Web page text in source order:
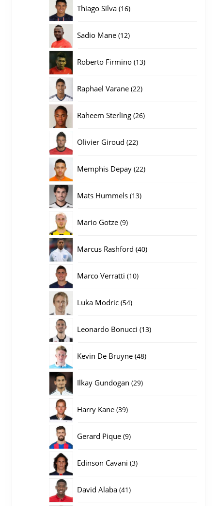
Thiago Silva 1616
Sadio Mane 1212
Roberto Firmino 1313
Raphael Varane 2222
Raheem Sterling 2626
Olivier Giroud 2222
Memphis Depay 2222
Mats Hummels 1313
Mario Gotze 99
Marcus Rashford 4040
Marco Verratti 1010
Luka Modric 5454
Leonardo Bonucci 1313
Kevin De Bruyne 4848
Ilkay Gundogan 2929
Harry Kane 3939
Gerard Pique 99
Edinson Cavani 33
David Alaba 4141